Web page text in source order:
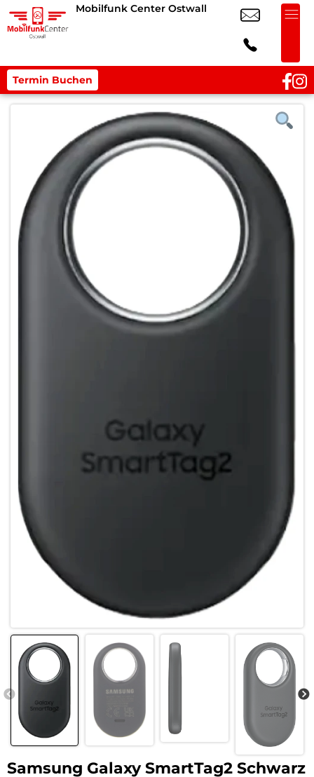
Mobilfunk Center Ostwall
Termin Buchen
Samsung Galaxy SmartTag2 Schwarz